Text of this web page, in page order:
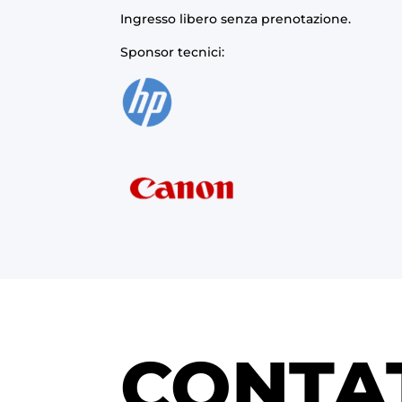
Ingresso libero senza prenotazione.
Sponsor tecnici: